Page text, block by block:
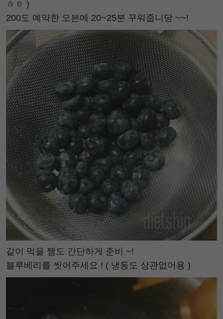
ㅎㅎ )
200도 예약한 오븐에 20~25분 꾸워줍니당 ~~!
같이 먹을 쨈도 간단하게 준비 ~!
블루베리를 씻어주세요 ! ( 냉동도 상관없어용 )